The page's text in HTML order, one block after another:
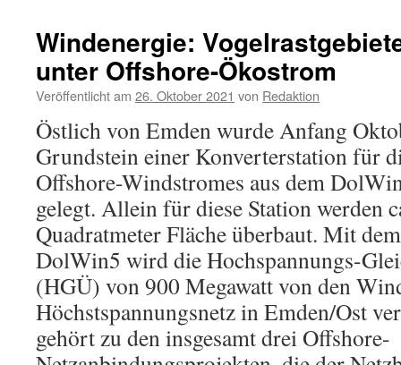
Wattenmeer:
Umweltverbände
geben
sich
Windenergie:
unter Offshore-Ökostrom
Veröffentlicht am 26. Oktober 2021 von Redaktion
Östlich von Emden wurde Anfang
Grundstein einer Konverterstation für
Offshore-Windstromes aus dem
gelegt. Allein für diese Station werden
Quadratmeter Fläche überbaut. Mit
DolWin5 wird die Hochspannungs-
(HGÜ) von 900 Megawatt von den
Höchstspannungsnetz in Emden/Ost
gehört zu den insgesamt drei Offshore-